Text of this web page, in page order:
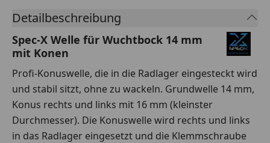
Detailbeschreibung
Spec-X Welle für Wuchtbock 14 mm
mit Konen
Profi-Konuswelle, die in die Radlager eingesteckt wird
und stabil sitzt, ohne zu wackeln. Grundwelle 14 mm,
Konus rechts und links mit 16 mm (kleinster
Durchmesser). Die Konuswelle wird rechts und links
in das Radlager eingesetzt und die Klemmschraube